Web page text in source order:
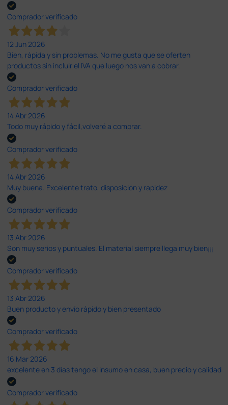
Comprador verificado
12 Jun 2026
Bien, rápida y sin problemas. No me gusta que se oferten
productos sin incluir el IVA que luego nos van a cobrar.
Comprador verificado
14 Abr 2026
Todo muy rápido y fácil,volveré a comprar.
Comprador verificado
14 Abr 2026
Muy buena. Excelente trato, disposición y rapidez
Comprador verificado
13 Abr 2026
Son muy serios y puntuales. El material siempre llega muy bien¡¡¡
Comprador verificado
13 Abr 2026
Buen producto y envío rápido y bien presentado
Comprador verificado
16 Mar 2026
excelente en 3 días tengo el insumo en casa, buen precio y calidad
Comprador verificado